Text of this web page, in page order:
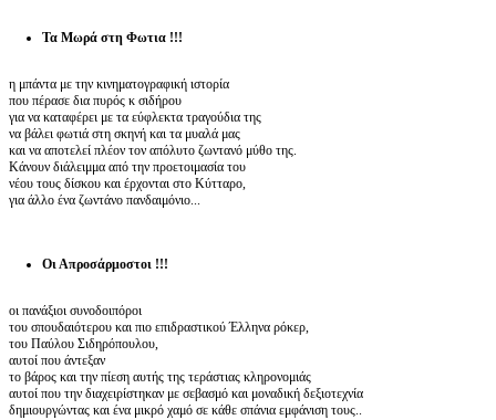
Τα Μωρά στη Φωτια !!!
η μπάντα με την κινηματογραφική ιστορία
που πέρασε δια πυρός κ σιδήρου
για να καταφέρει με τα εύφλεκτα τραγούδια της
να βάλει φωτιά στη σκηνή και τα μυαλά μας
και να αποτελεί πλέον τον απόλυτο ζωντανό μύθο της.
Κάνουν διάλειμμα από την προετοιμασία του
νέου τους δίσκου και έρχονται στο Κύτταρο,
για άλλο ένα ζωντάνο πανδαιμόνιο...
Οι Απροσάρμοστοι !!!
οι πανάξιοι συνοδοιπόροι
του σπουδαιότερου και πιο επιδραστικού Έλληνα ρόκερ,
του Παύλου Σιδηρόπουλου,
αυτοί που άντεξαν
το βάρος και την πίεση αυτής της τεράστιας κληρονομιάς
αυτοί που την διαχειρίστηκαν με σεβασμό και μοναδική δεξιοτεχνία
δημιουργώντας και ένα μικρό χαμό σε κάθε σπάνια εμφάνιση τους..